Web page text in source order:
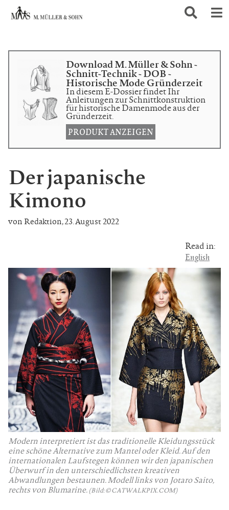
Download M. Müller & Sohn -
Schnitt-Technik - DOB -
Historische Mode Gründerzeit
In diesem E-Dossier findet Ihr
Anleitungen zur Schnittkonstruktion
für historische Damenmode aus der
Gründerzeit.
PRODUKT ANZEIGEN
Der japanische
Kimono
von Redaktion,23. August 2022
Read in:
English
Modern interpretiert ist das traditionelle Kleidungsstück
eine schöne Alternative zum Mantel oder Kleid. Auf den
internationalen Laufstegen können wir den japanischen
Überwurf in den unterschiedlichsten kreativen
Abwandlungen bestaunen. Modell links von Jotaro Saito,
rechts von Blumarine. (Bild: © CATWALKPIX.COM)